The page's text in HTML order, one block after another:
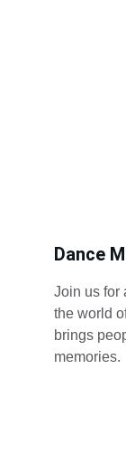
Dance
Join us for
the world
brings
memories.